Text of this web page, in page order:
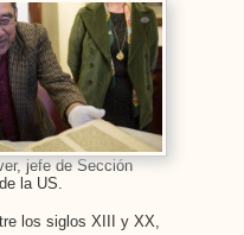
jefe de Sección
la US.
los siglos XIII y XX,